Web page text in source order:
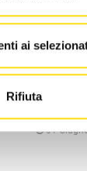
ai
Rifiuta
01